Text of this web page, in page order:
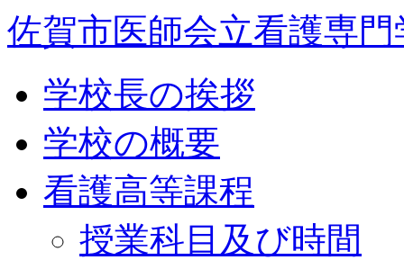
佐賀市医師会立看護専門
学校長の挨拶
学校の概要
看護高等課程
授業科目及び時間